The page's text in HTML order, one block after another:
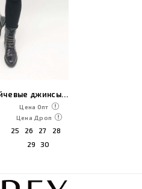
Черные стрейчевые джинсы с высокой посадкой
Цена Опт
Цена Дроп
25 26 27
28
29
30